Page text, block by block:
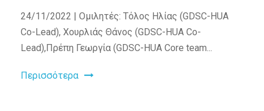
24/11/2022 | Ομιλητές: Τόλος Ηλίας (GDSC-HUA
Co-Lead), Χουρλιάς Θάνος (GDSC-HUA Co-
Lead),Πρέπη Γεωργία (GDSC-HUA Core team...
Περισσότερα